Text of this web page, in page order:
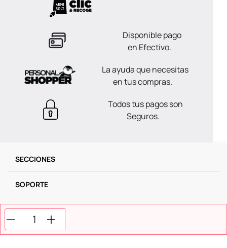
Disponible pago
en Efectivo.
La ayuda que necesitas
en tus compras.
Todos tus pagos son
Seguros.
SECCIONES
SOPORTE
SERVICIOS
NOSOTROS